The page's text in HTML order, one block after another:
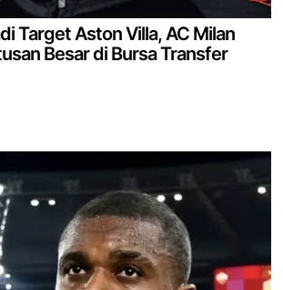
Target Aston Villa, AC Milan
Besar di Bursa Transfer